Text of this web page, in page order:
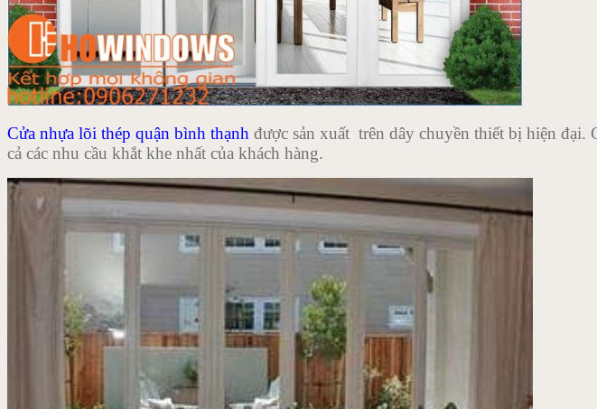
Cửa nhựa lõi thép quận bình thạnh được sản xuất trên dây chuyền thiết bị hiện đại.
cả các nhu cầu khắt khe nhất của khách hàng.